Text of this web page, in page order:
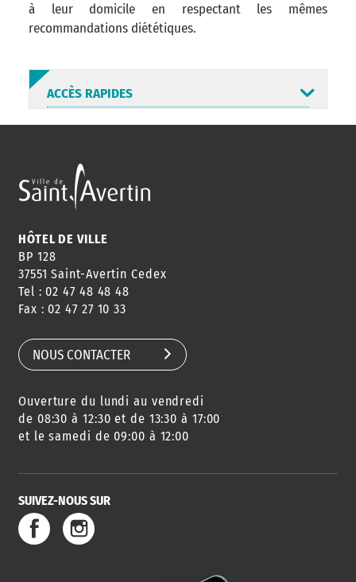
à leur domicile en respectant les mêmes
recommandations diététiques.
ACCÈS RAPIDES
ANNUAIRE
HORAIRES
CONSEILS
DE QUARTIER
AGENDA
DES SORTIES
URBANISME
SERVICE
DE L'EAU
HÔTEL DE VILLE
BP 128
37551 Saint-Avertin Cedex
Tel : 02 47 48 48 48
Fax : 02 47 27 10 33
NOUS CONTACTER
Ouverture du lundi au vendredi
de 08:30 à 12:30 et de 13:30 à 17:00
et le samedi de 09:00 à 12:00
SUIVEZ-NOUS SUR